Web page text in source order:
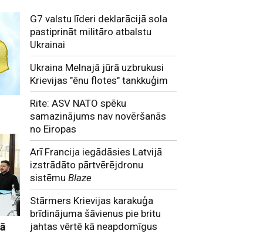
G7 valstu līderi deklarācijā sola
pastiprināt militāro atbalstu
Ukrainai
Ukraina Melnajā jūrā uzbrukusi
Krievijas "ēnu flotes" tankkuģim
Rite: ASV NATO spēku
samazinājums nav novēršanās
no Eiropas
Arī Francija iegādāsies Latvijā
izstrādāto pārtvērējdronu
sistēmuBlaze
Stārmers Krievijas karakuģa
brīdinājuma šāvienus pie britu
jahtas vērtē kā neapdomīgus